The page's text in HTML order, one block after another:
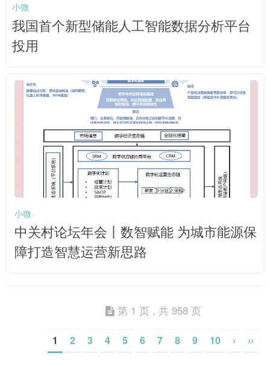
小微
我国首个新型储能人工智能数据分析平台
投用
小微
中关村论坛年会丨数智赋能 为城市能源保
障打造智慧运营新思路
第 1 页 , 共 958 页
1 2 3 4 5 6 7 8 9 10 › ››